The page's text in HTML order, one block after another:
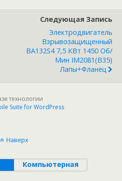
Следующая Запись
Электродвигатель
Взрывозащищенный
ВА132S4 7,5 КВт 1450 Об/
Мин IM2081(B35)
Лапы+фланец
технологии
Suite for WordPress
Наверх
Компьютерная